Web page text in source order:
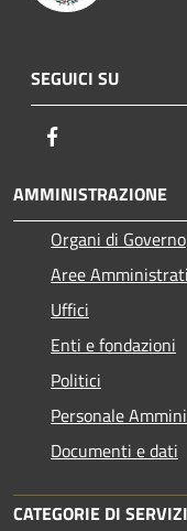
SEGUICI SU
AMMINISTRAZIONE
Organi di Governo
Aree
Uffici
Enti e fondazioni
Politici
Personale
Documenti e dati
CATEGORIE DI